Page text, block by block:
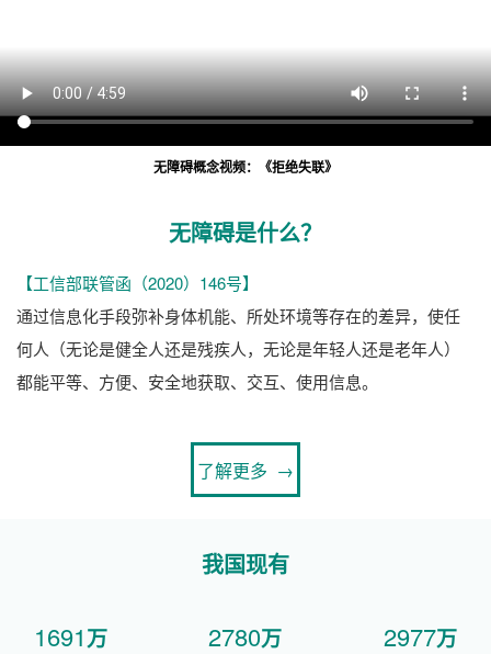
无障碍概念视频：《拒绝失联》
无障碍是什么？
【工信部联管函（2020）146号】
通过信息化手段弥补身体机能、所处环境等存在的差异，使任
何人（无论是健全人还是残疾人，无论是年轻人还是老年人）
都能平等、方便、安全地获取、交互、使用信息。
了解更多 →
我国现有
1691万 2780万 2977万